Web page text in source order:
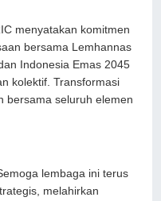
menyatakan komitmen
bersama Lemhannas
Indonesia Emas 2045
kolektif. Transformasi
bersama seluruh elemen
lembaga ini terus
melahirkan